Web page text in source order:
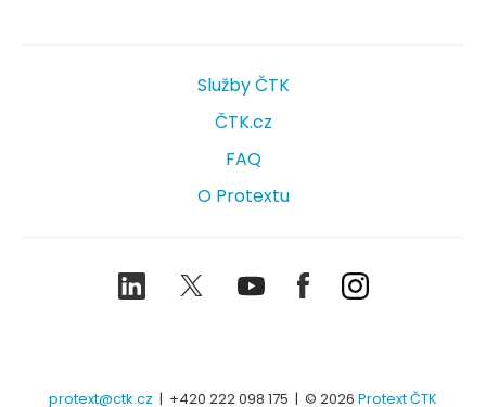
Služby ČTK
ČTK.cz
FAQ
O Protextu
LinkedIn TwitterYoutubeFacebookInstagram
protext@ctk.cz | +420 222 098 175 | © 2026 Protext ČTK